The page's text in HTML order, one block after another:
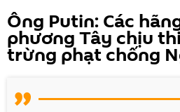
Ông Putin: Các
phương Tây chịu
trừng phạt chống